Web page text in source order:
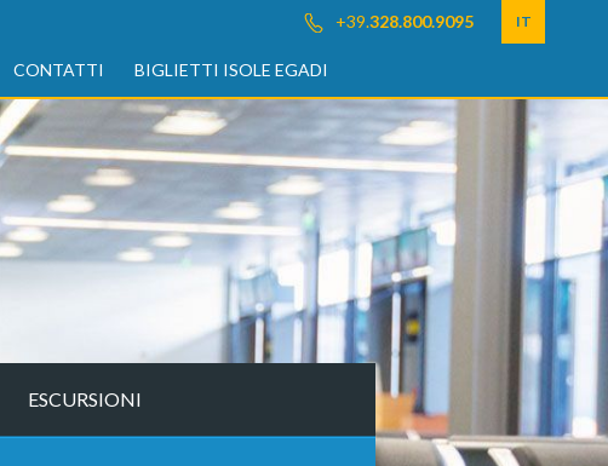
+39.328.800.9095 IT
CONTATTI BIGLIETTI ISOLE EGADI
ESCURSIONI